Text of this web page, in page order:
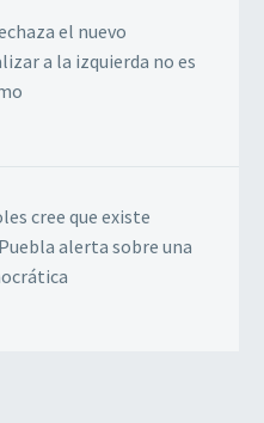
el nuevo
a la izquierda no es
cree que existe
alerta sobre una